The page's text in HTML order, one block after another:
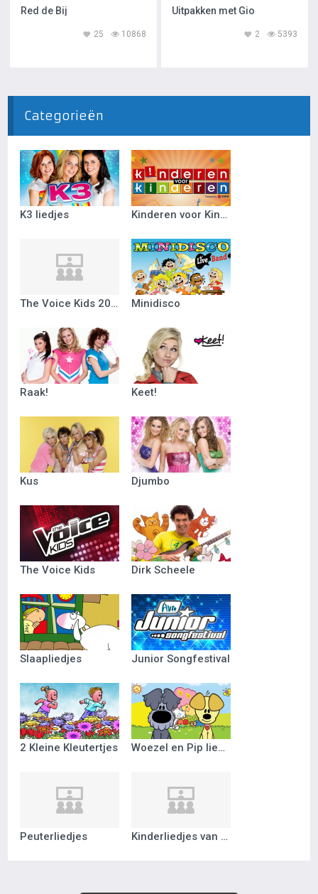
Red de Bij
10868
25
Uitpakken met Gio
5393
2
Categorieën
K3 liedjes Kinderen voor Kinderen
The Voice Kids 2018 Minidisco
Raak! Keet!
Kus Djumbo
The Voice Kids Dirk Scheele
Slaapliedjes Junior Songfestival
2 Kleine Kleutertjes Woezel en Pip liedjes
Peuterliedjes Kinderliedjes van vroeger